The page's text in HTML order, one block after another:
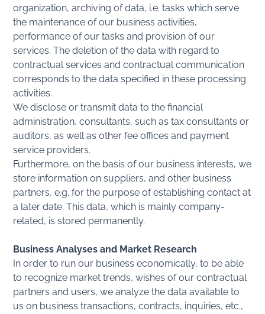
organization, archiving of data, i.e. tasks which serve
the maintenance of our business activities,
performance of our tasks and provision of our
services. The deletion of the data with regard to
contractual services and contractual communication
corresponds to the data specified in these processing
activities.
We disclose or transmit data to the financial
administration, consultants, such as tax consultants or
auditors, as well as other fee offices and payment
service providers.
Furthermore, on the basis of our business interests, we
store information on suppliers, and other business
partners, e.g. for the purpose of establishing contact at
a later date. This data, which is mainly company-
related, is stored permanently.
Business Analyses and Market Research
In order to run our business economically, to be able
to recognize market trends, wishes of our contractual
partners and users, we analyze the data available to
us on business transactions, contracts, inquiries, etc.,